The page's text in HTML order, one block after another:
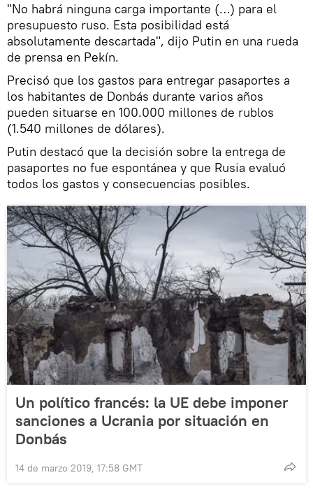
"No habrá ninguna carga importante (…) para el
presupuesto ruso. Esta posibilidad está
absolutamente descartada", dijo Putin en una rueda
de prensa en Pekín.
Precisó que los gastos para entregar pasaportes a
los habitantes de Donbás durante varios años
pueden situarse en 100.000 millones de rublos
(1.540 millones de dólares).
Putin destacó que la decisión sobre la entrega de
pasaportes no fue espontánea y que Rusia evaluó
todos los gastos y consecuencias posibles.
Un político francés: la UE debe imponer
sanciones a Ucrania por situación en
Donbás
14 de marzo 2019, 17:58 GMT